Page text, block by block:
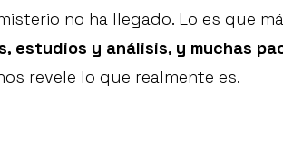
no ha llegado. Lo es que
estudios y análisis, y muchas
revele lo que realmente es.